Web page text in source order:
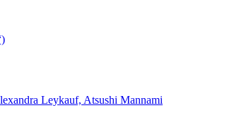
Leykauf, Atsushi Mannami